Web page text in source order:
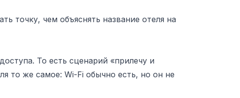
точку, чем объяснять название отеля на
То есть сценарий «прилечу и
то же самое: Wi-Fi обычно есть, но он не